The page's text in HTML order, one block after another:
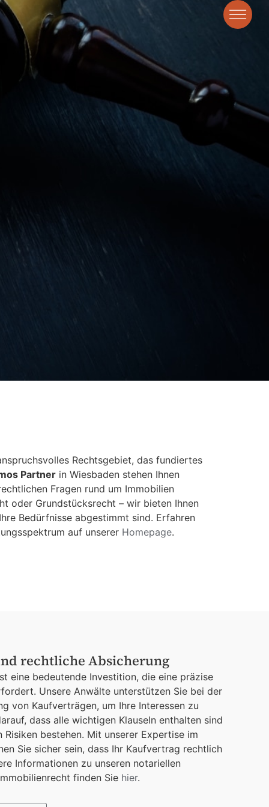
Rechtsgebiet, das fundiertes
Partner in Wiesbaden stehen Ihnen
Fragen rund um Immobilien
oder Grundstücksrecht – wir bieten Ihnen
Bedürfnisse abgestimmt sind. Erfahren
auf unserer Homepage.
rechtliche Absicherung
eine bedeutende Investition, die eine präzise
Unsere Anwälte unterstützen Sie bei der
von Kaufverträgen, um Ihre Interessen zu
dass alle wichtigen Klauseln enthalten sind
Risiken bestehen. Mit unserer Expertise im
Sie sicher sein, dass Ihr Kaufvertrag rechtlich
Informationen zu unseren notariellen
finden Sie hier.